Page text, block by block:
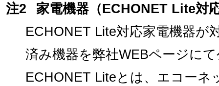
注2
家電機器（ECHONET Lite対
ECHONET Lite対応家電機器が
済み機器を弊社WEBページに
ECHONET Liteとは、エコーネ